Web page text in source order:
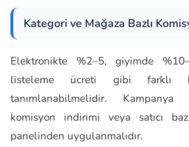
Kategori ve Mağaza Bazlı
Elektronikte %2–5, giyimde
listeleme ücreti gibi farklı
tanımlanabilmelidir.
komisyon indirimi veya satıcı
panelinden uygulanmalıdır.